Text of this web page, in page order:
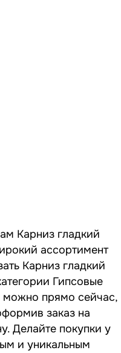
Карниз гладкий
ассортимент
Карниз гладкий
Гипсовые
можно прямо сейчас,
заказ на
Делайте покупки у
и уникальным